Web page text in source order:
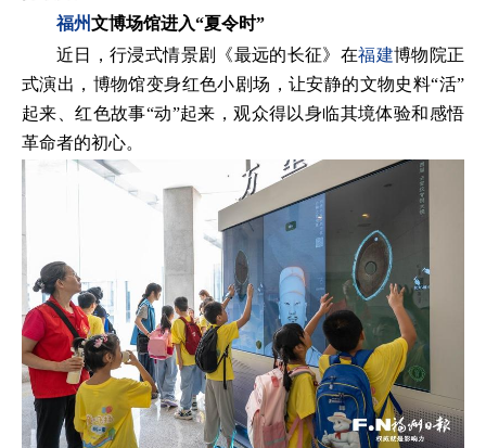
福州文博场馆进入“夏令时”
近日，行浸式情景剧《最远的长征》在福建博物院正
式演出，博物馆变身红色小剧场，让安静的文物史料“活”
起来、红色故事“动”起来，观众得以身临其境体验和感悟
革命者的初心。